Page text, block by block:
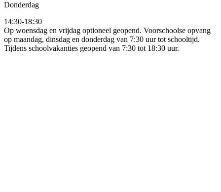
Donderdag
14:30-18:30
Op woensdag en vrijdag optioneel geopend. Voorschoolse opvang
op maandag, dinsdag en donderdag van 7:30 uur tot schooltijd.
Tijdens schoolvakanties geopend van 7:30 tot 18:30 uur.